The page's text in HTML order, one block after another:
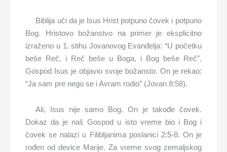
Biblija uči da je Isus Hrist potpuno čovek i potpuno
Bog. Hristovo božanstvo na primer je eksplicitno
izraženo u 1. stihu Jovanovog Evanđelja: “U početku
beše Reč, i Reč beše u Boga, i Bog beše Reč”.
Gospod Isus je objavio svoje božansto. On je rekao:
“Ja sam pre nego se i Avram rodio” (Jovan 8:58).
Ali, Isus nije samo Bog. On je takođe čovek.
Dokaz da je naš Gospod u isto vreme bio i Bog i
čovek se nalazi u Filibljanima poslanici 2:5-8. On je
rođen od device Marije. Za vreme svog zemaljskog